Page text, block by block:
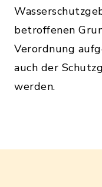
betroffenen
Verordnung
auch der
werden.